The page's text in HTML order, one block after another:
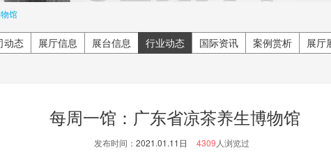
馆
动态 展厅信息 展台信息 行业动态 国际资讯 案例赏析 展厅
每周一馆：广东省凉茶养生博物馆
发布时间： 2021.01.11日 4309 人浏览过